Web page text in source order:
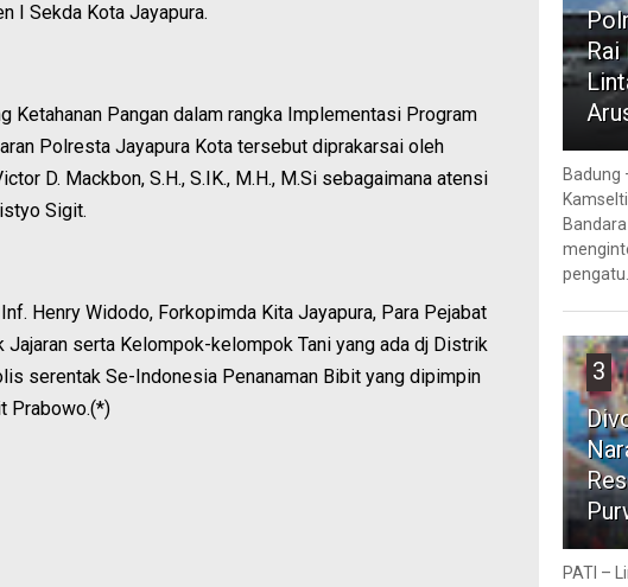
I Sekda Kota Jayapura.
Ketahanan Pangan dalam rangka Implementasi Program
Polresta Jayapura Kota tersebut diprakarsai oleh
D. Mackbon, S.H., S.IK., M.H., M.Si sebagaimana atensi
Sigit.
Henry Widodo, Forkopimda Kita Jayapura, Para Pejabat
serta Kelompok-kelompok Tani yang ada dj Distrik
serentak Se-Indonesia Penanaman Bibit yang dipimpin
Prabowo.(*)
Rai
Badung
3
PATI –